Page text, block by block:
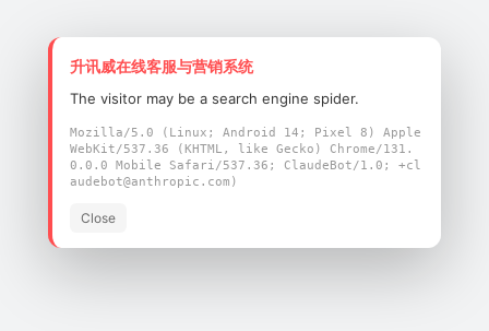
天线型号：F12E00500系列
（F12E00500A0和F12E00500A1）
类型：4G LTE桨式单极天线
产品尺寸：6g
增益：峰值增益4.0 dbi
升讯威在线客服与营销系统
The visitor may be a search engine spider.
Mozilla/5.0 (Linux; Android 14; Pixel 8) Apple
WebKit/537.36 (KHTML, like Gecko) Chrome/131.
0.0.0 Mobile Safari/537.36; ClaudeBot/1.0; +cl
audebot@anthropic.com)
Close